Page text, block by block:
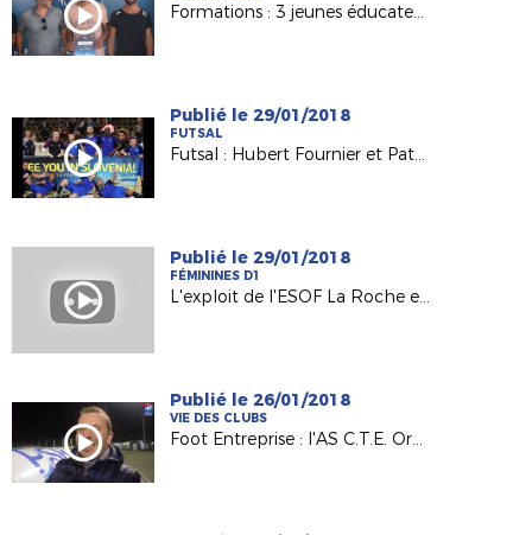
Formations : 3 jeunes éducateurs heureux titulaires du B.M.F.
Publié le 29/01/2018
FUTSAL
Futsal : Hubert Fournier et Patrick Pion à fond derrière les Bleus !
Publié le 29/01/2018
FÉMININES D1
L'exploit de l'ESOF La Roche en Coupe de France
Publié le 26/01/2018
VIE DES CLUBS
Foot Entreprise : l'AS C.T.E. Orvault en 16es de la Coupe Nationale